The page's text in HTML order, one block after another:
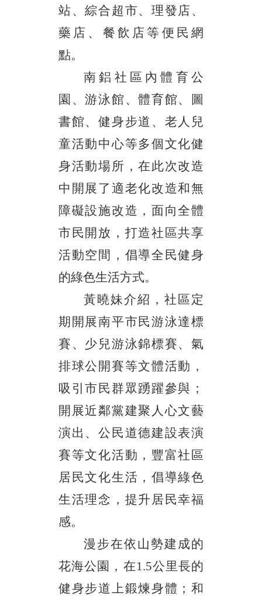
站、綜合超市、理發店、
藥店、餐飲店等便民網
點。
南鋁社區內體育公
園、游泳館、體育館、圖
書館、健身步道、老人兒
童活動中心等多個文化健
身活動場所，在此次改造
中開展了適老化改造和無
障礙設施改造，面向全體
市民開放，打造社區共享
活動空間，倡導全民健身
的綠色生活方式。
黃曉妹介紹，社區定
期開展南平市民游泳達標
賽、少兒游泳錦標賽、氣
排球公開賽等文體活動，
吸引市民群眾踴躍參與；
開展近鄰黨建聚人心文藝
演出、公民道德建設表演
賽等文化活動，豐富社區
居民文化生活，倡導綠色
生活理念，提升居民幸福
感。
漫步在依山勢建成的
花海公園，在1.5公里長的
健身步道上鍛煉身體；和